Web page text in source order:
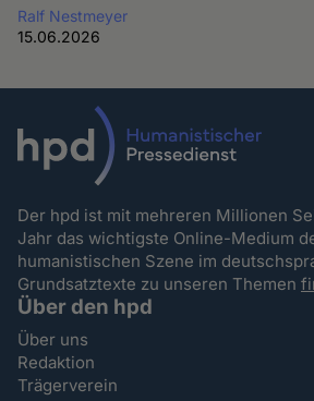
Ralf Nestmeyer
15.06.2026
Der hpd ist mit mehreren Millionen
Jahr das wichtigste Online-Medium
humanistischen Szene im
Grundsatztexte zu unseren Themen
Über den hpd
Über uns
Redaktion
Trägerverein